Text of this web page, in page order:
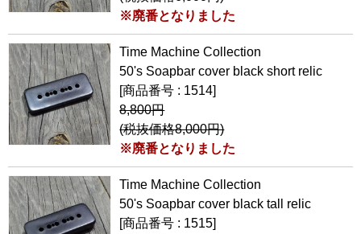
※廃番となりました
Time Machine Collection
50's Soapbar cover black short relic
[商品番号 : 1514]
8,800円
(税抜価格8,000円)
※廃番となりました
Time Machine Collection
50's Soapbar cover black tall relic
[商品番号 : 1515]